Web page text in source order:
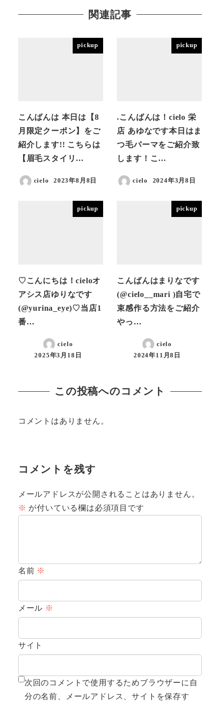
関連記事
pickup
こんばんは 本日は【8
月限定クーポン】をご
紹介します!! こちらは
【眉毛スタイリ…
cielo
投稿日
2023年8月8日
pickup
.こんばんは！cielo 栄
店 あゆなです本日はま
つ毛パーマをご紹介致
します！こ…
cielo
投稿日
2024年3月8日
pickup
♡こんにちは！cieloオ
アシス店ゆりなです
(@yurina_eye)♡当店1
番…
cielo
投稿日
2025年3月18日
pickup
こんばんはまりなです
(@cielo__mari )自宅で
束感作る方法をご紹介
やっ…
cielo
投稿日
2024年11月8日
この投稿へのコメント
コメントはありません。
コメントを残す
メールアドレスが公開されることはありません。
※ が付いている欄は必須項目です
名前 ※
メール ※
サイト
次回のコメントで使用するためブラウザーに自
分の名前、メールアドレス、サイトを保存す